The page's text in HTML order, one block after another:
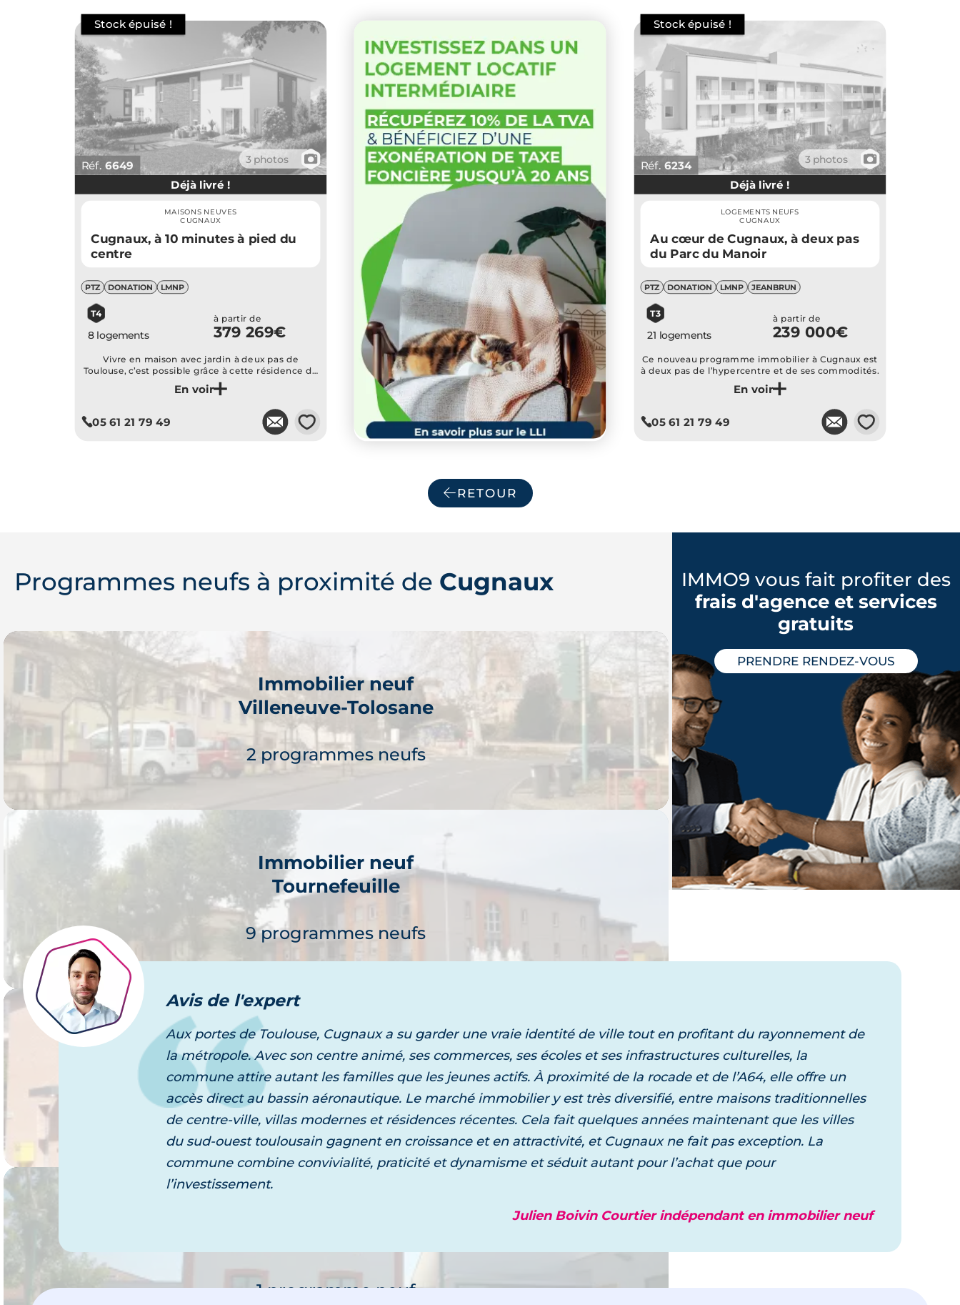
Réf. 6649 3 photos 📷
Je découvre ce programme
Déjà livré !
MAISONS NEUVES
CUGNAUX
Cugnaux, à 10 minutes à pied du
centre
PTZ DONATION LMNP
T4
8 logements
à partir de
379 269€
Vivre en maison avec jardin à deux pas de
Toulouse, c’est possible grâce à cette résidence de
8 maisons avec jardin à proximité du cœur de ville
de Cugnaux
05 61 21 79 49 💗
Réf. 6234 3 photos 📷
Je découvre ce programme
Déjà livré !
LOGEMENTS NEUFS
CUGNAUX
Au cœur de Cugnaux, à deux pas
du Parc du Manoir
PTZ DONATION LMNP JEANBRUN
T3
21 logements
à partir de
239 000€
Ce nouveau programme immobilier à Cugnaux est
à deux pas de l’hypercentre et de ses commodités.
05 61 21 79 49 💗
RETOUR
Programmes neufs à proximité de Cugnaux
Immobilier neuf
Villeneuve-Tolosane
2 programmes neufs
Je découvre
Immobilier neuf
Tournefeuille
9 programmes neufs
Je découvre
Immobilier neuf
Roques
1 programme neuf
Je découvre
1 programme neuf
IMMO9 vous fait profiter des
frais d'agence et services
gratuits
PRENDRE RENDEZ-VOUS
un expert vous accompagne dans
Avisde l'expert
Aux portes de Toulouse, Cugnaux a su garder une vraie identité de ville tout en profitant du rayonnement de
la métropole. Avec son centre animé, ses commerces, ses écoles et ses infrastructures culturelles, la
commune attire autant les familles que les jeunes actifs. À proximité de la rocade et de l’A64, elle offre un
accès direct au bassin aéronautique. Le marché immobilier y est très diversifié, entre maisons traditionnelles
de centre-ville, villas modernes et résidences récentes. Cela fait quelques années maintenant que les villes
du sud-ouest toulousain gagnent en croissance et en attractivité, et Cugnaux ne fait pas exception. La
commune combine convivialité, praticité et dynamisme et séduit autant pour l’achat que pour
l’investissement.
Julien Boivin Courtier indépendant en immobilier neuf